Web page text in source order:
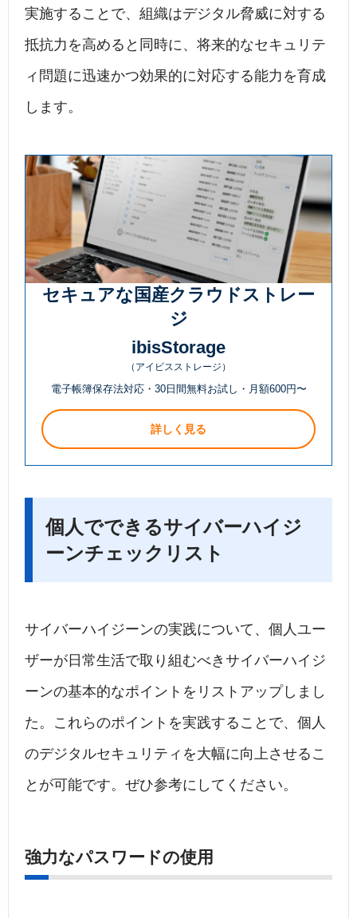
実施することで、組織はデジタル脅威に対する
抵抗力を高めると同時に、将来的なセキュリテ
ィ問題に迅速かつ効果的に対応する能力を育成
します。
セキュアな国産クラウドストレー
ジ
ibisStorage
（アイビスストレージ）
電子帳簿保存法対応・30日間無料お試し・月額600円〜
詳しく見る
個人でできるサイバーハイジ
ーンチェックリスト
サイバーハイジーンの実践について、個人ユー
ザーが日常生活で取り組むべきサイバーハイジ
ーンの基本的なポイントをリストアップしまし
た。これらのポイントを実践することで、個人
のデジタルセキュリティを大幅に向上させるこ
とが可能です。ぜひ参考にしてください。
強力なパスワードの使用